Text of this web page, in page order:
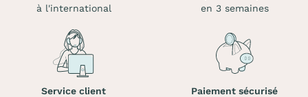
à l'international
en 3 semaines
Service client
Paiement sécurisé